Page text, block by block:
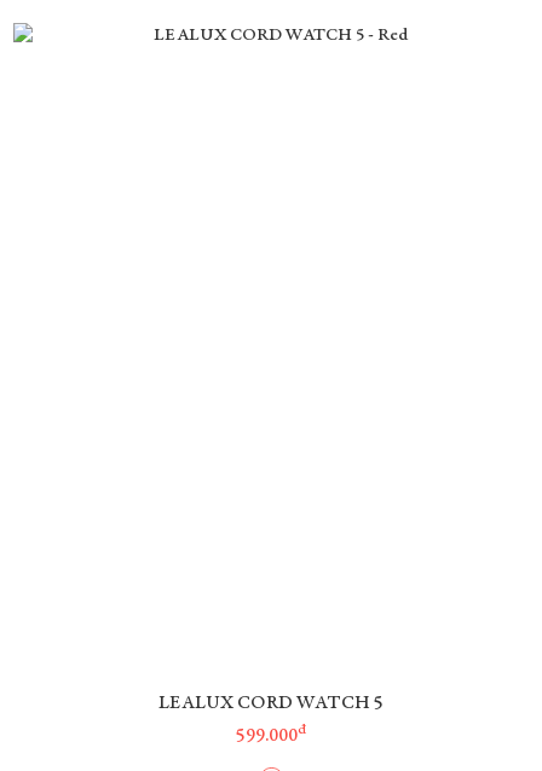
LEALUX CORD WATCH 5
599.000đ